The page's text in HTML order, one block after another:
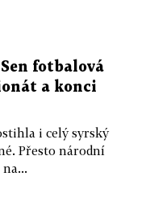
fotbalová
a konci
i celý syrský
Přesto národní